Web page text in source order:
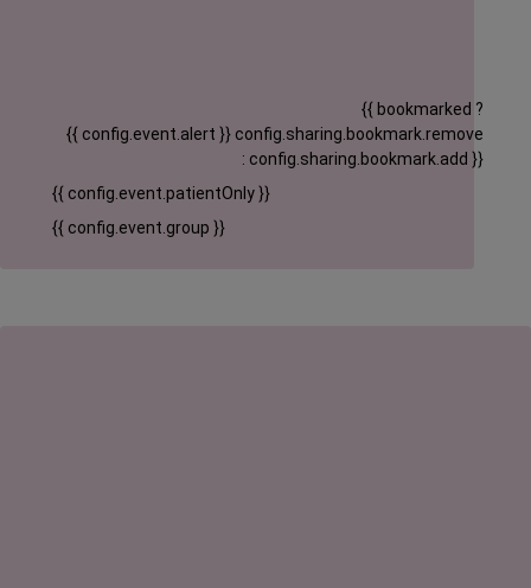
{{ config.event.alert }}
{{ bookmarked ?
config.sharing.bookmark.remove
: config.sharing.bookmark.add }}
{{ config.event.patientOnly }}
{{ config.event.group }}